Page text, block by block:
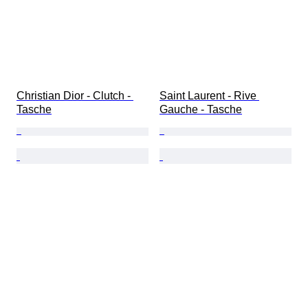
Christian Dior - Clutch -
Tasche
Saint Laurent - Rive
Gauche - Tasche